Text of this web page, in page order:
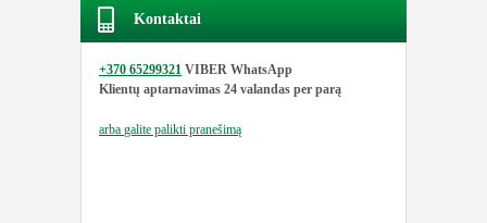
Kontaktai
+370 65299321 VIBER WhatsApp
Klientų aptarnavimas 24 valandas per parą
arba galite palikti pranešimą